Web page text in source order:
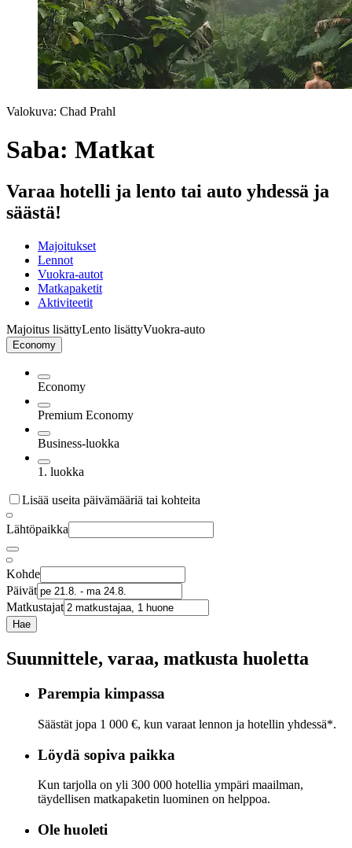
Valokuva: Chad Prahl
Saba: Matkat
Varaa hotelli ja lento tai auto yhdessä ja
säästä!
Majoitukset
Lennot
Vuokra-autot
Matkapaketit
Aktiviteetit
Majoitus lisättyLento lisättyVuokra-auto
Economy
Economy
Premium Economy
Business-luokka
1. luokka
Lisää useita päivämääriä tai kohteita
Lähtöpaikka
Kohde
Päivät
Matkustajat
Hae
Suunnittele, varaa, matkusta huoletta
Parempia kimpassa
Säästät jopa 1 000 €, kun varaat lennon ja hotellin yhdessä*.
Löydä sopiva paikka
Kun tarjolla on yli 300 000 hotellia ympäri maailman,
täydellisen matkapaketin luominen on helppoa.
Ole huoleti